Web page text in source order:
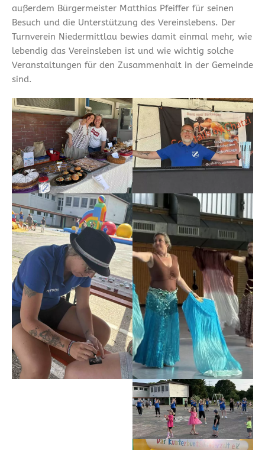
außerdem Bürgermeister Matthias Pfeiffer für seinen
Besuch und die Unterstützung des Vereinslebens. Der
Turnverein Niedermittlau bewies damit einmal mehr, wie
lebendig das Vereinsleben ist und wie wichtig solche
Veranstaltungen für den Zusammenhalt in der Gemeinde
sind.